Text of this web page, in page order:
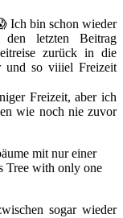
Ich bin schon wieder
letzten Beitrag
zurück in die
und so viiiel Freizeit
Freizeit, aber ich
wie noch nie zuvor
sogar wieder